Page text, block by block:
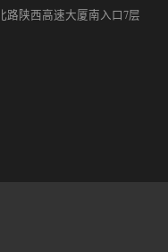
路陕西高速大厦南入口7层